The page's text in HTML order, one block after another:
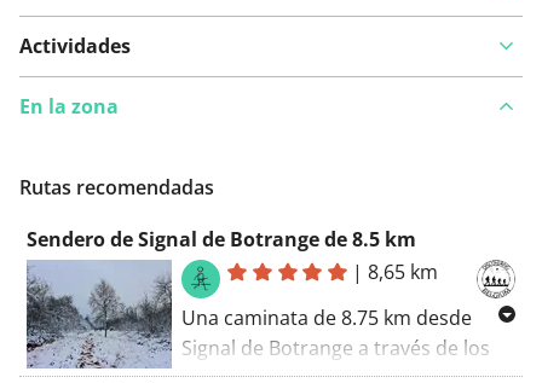
Actividades
En la zona
Rutas recomendadas
Sendero de Signal de Botrange de 8.5 km
|8,65 km
Una caminata de 8.75 km desde
Signal de Botrange a través de los